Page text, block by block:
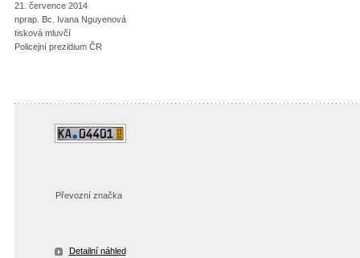
21. července 2014
nprap. Bc. Ivana Nguyenová
tisková mluvčí
Policejní prezidium ČR
Převozní značka
Detailní náhled